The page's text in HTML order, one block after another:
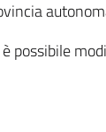
possibile